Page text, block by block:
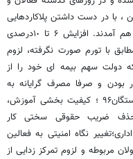
، با در دست داشتن پلاکاردهایی
مقابل اداره کل آموزش و پرورش استان گرد هم آمدند. افزایش ۶ تا ۱٠درصدی
با تورم صورت نگرفته، لزوم
دولت سهم بیمه ای خود را از
بودن و صرفا مصرف گرایانه به
آموزش و پرورش؛ عدم پرداخت پاداش بازنشستگان۹۶ ؛ کیفیت بخشی آموزش،
ضریب حقوقی سختی کار
نگاه امنیتی به فعالین
مربوطه و لزوم تمرکز زدایی از